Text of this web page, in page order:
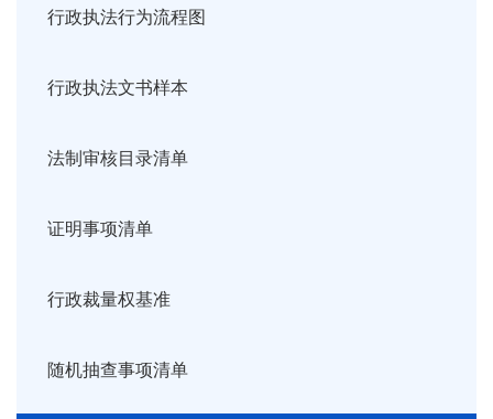
行政执法行为流程图
行政执法文书样本
法制审核目录清单
证明事项清单
行政裁量权基准
随机抽查事项清单